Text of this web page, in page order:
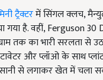
ट्रैक्टरमें सिंगल क्लच,
है. वहीं, Ferguson 30
तक का भारी सरलता से
और प्लॉओ के साथ
से लगाकर खेत में चला